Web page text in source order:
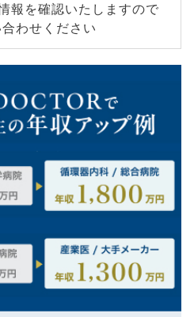
報を確認いたしますので
わせください